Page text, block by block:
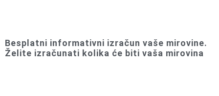
Besplatni informativni izračun vaše mirovine.
Želite izračunati kolika će biti vaša mirovina